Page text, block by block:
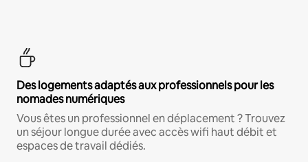
Des logements adaptés aux professionnels pour les
nomades numériques
Vous êtes un professionnel en déplacement ? Trouvez
un séjour longue durée avec accès wifi haut débit et
espaces de travail dédiés.